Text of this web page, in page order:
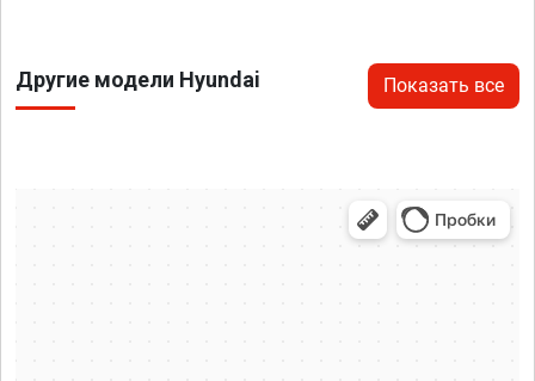
Другие модели Hyundai Показать все